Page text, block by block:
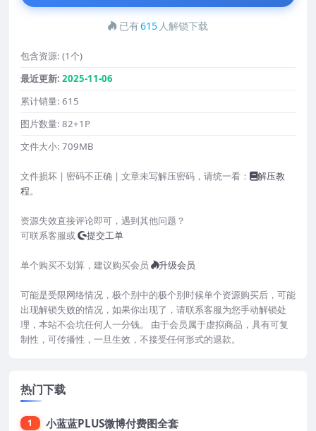
已有615 人解锁下载
包含资源: (1个)
最近更新: 2025-11-06
累计销量: 615
图片数量: 82+1P
文件大小: 709MB
文件损坏 | 密码不正确 | 文章未写解压密码，请统一看：
解压教
程。
资源失效直接评论即可，遇到其他问题？
可联系客服或
提交工单
单个购买不划算，建议购买会员 升级会员
可能是受限网络情况，极个别中的极个别时候单个资源购买后，可能
出现解锁失败的情况，如果你出现了，请联系客服为您手动解锁处
理，本站不会坑任何人一分钱。 由于会员属于虚拟商品，具有可复
制性，可传播性，一旦生效，不接受任何形式的退款。
热门下载
1 小蓝蓝PLUS微博付费图全套